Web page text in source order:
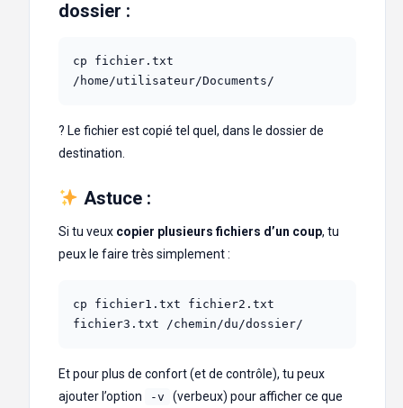
dossier :
cp fichier.txt
/home/utilisateur/Documents/
? Le fichier est copié tel quel, dans le dossier de
destination.
Astuce :
Si tu veux copier plusieurs fichiers d’un coup, tu
peux le faire très simplement :
cp fichier1.txt fichier2.txt
fichier3.txt /chemin/du/dossier/
Et pour plus de confort (et de contrôle), tu peux
ajouter l’option
-v
(verbeux) pour afficher ce que